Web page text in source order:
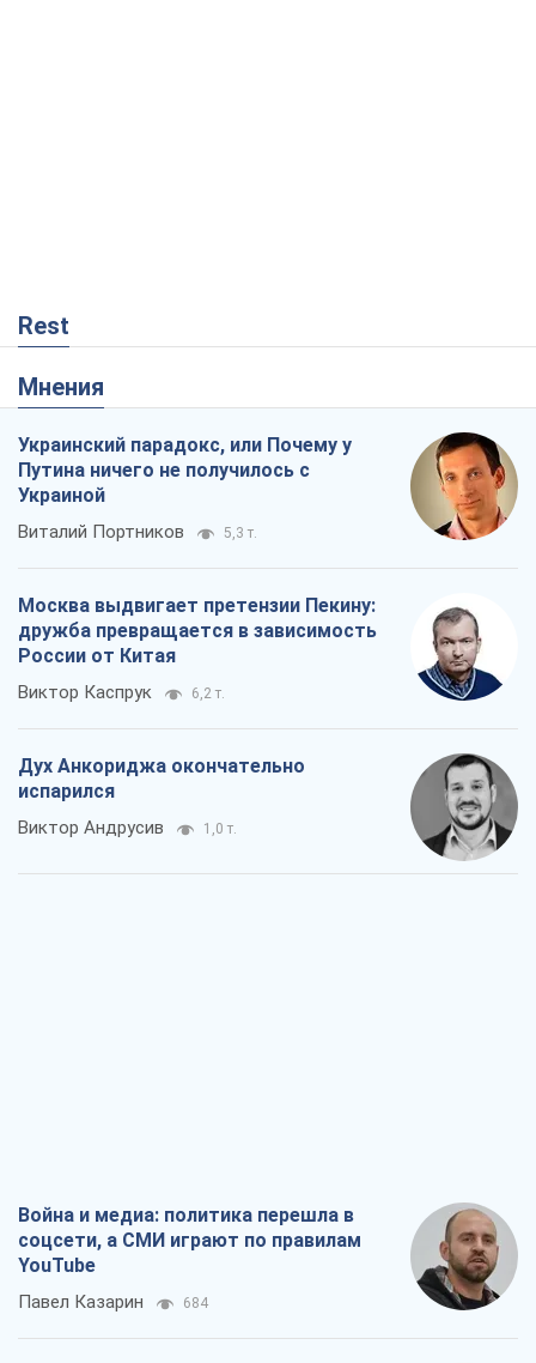
Rest
Мнения
Украинский парадокс, или Почему у
Путина ничего не получилось с
Украиной
Виталий Портников 5,3 т.
Москва выдвигает претензии Пекину:
дружба превращается в зависимость
России от Китая
Виктор Каспрук 6,2 т.
Дух Анкориджа окончательно
испарился
Виктор Андрусив 1,0 т.
Война и медиа: политика перешла в
соцсети, а СМИ играют по правилам
YouTube
Павел Казарин 684